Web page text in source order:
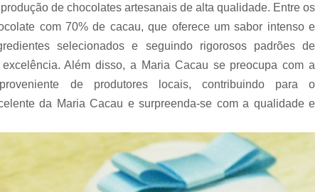
Lembrancinhas Chá de Bebê
Lembrancinhas de Cha de Bebê Menino
Lembrancinhas para Cha de Bebê
Lembrancinha de
Lembrancinha de Maternidade Comestível
Lembrancinha de Maternidade Luxo
Lembrancinha de Maternidade Menino
Lembrancinha de
de chocolates artesanais de alta qualidade. Entre os
com 70% de cacau, que oferece um sabor intenso e
selecionados e seguindo rigorosos padrões de
Além disso, a Maria Cacau se preocupa com a
de produtores locais, contribuindo para o
da Maria Cacau e surpreenda-se com a qualidade e